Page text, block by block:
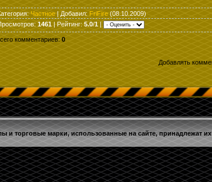
: Частное | Добавил: FriFire (08.10.2009)
: 1461 | Рейтинг: 5.0/1 |
комментариев: 0
Добавлять
и торговые марки, использованные на сайте, принадлежат